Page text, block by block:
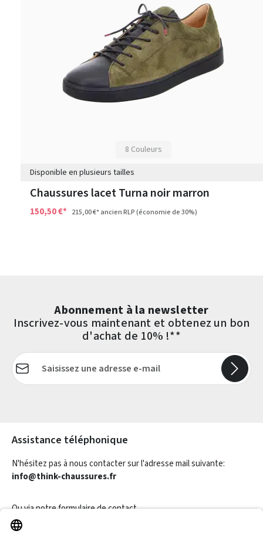
8 Couleurs
Disponible en plusieurs tailles
Chaussures lacet Turna noir marron
150,50 €* 215,00 €*ancien RLP(économie de 30%)
Abonnement à la newsletter
Inscrivez-vous maintenant et obtenez un bon
d'achat de 10% !**
Adresse e-mail*
Assistance téléphonique
N'hésitez pas à nous contacter sur l'adresse mail suivante:
info@think-chaussures.fr
Ou via notreformulaire de contact.